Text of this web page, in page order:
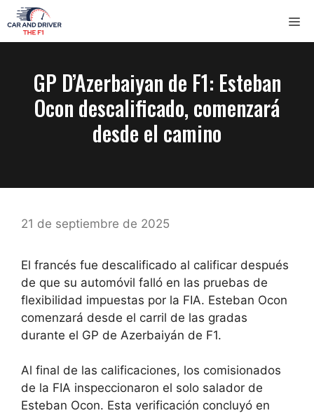
Saltar
al
contenido
GP D’Azerbaiyan de F1: Esteban
Ocon descalificado, comenzará
desde el camino
21 de septiembre de 2025
El francés fue descalificado al calificar después
de que su automóvil falló en las pruebas de
flexibilidad impuestas por la FIA. Esteban Ocon
comenzará desde el carril de las gradas
durante el GP de Azerbaiyán de F1.
Al final de las calificaciones, los comisionados
de la FIA inspeccionaron el solo salador de
Esteban Ocon. Esta verificación concluyó en